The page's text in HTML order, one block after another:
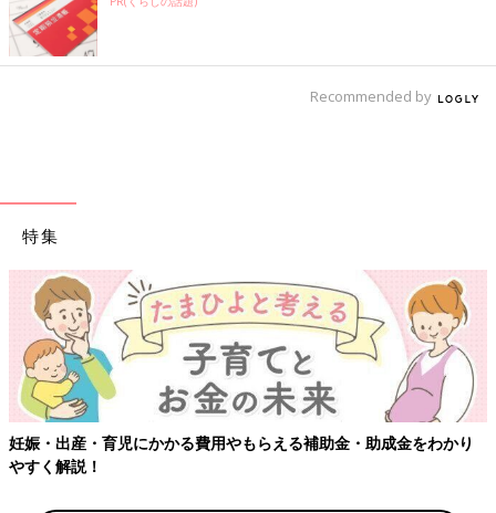
Recommended by
特集
妊娠・出産・育児にかかる費用やもらえる補助金・助成金をわかり
やすく解説！